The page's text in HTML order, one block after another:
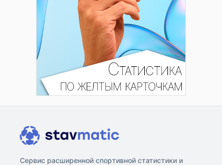
Сервис расширенной спортивной статистики и